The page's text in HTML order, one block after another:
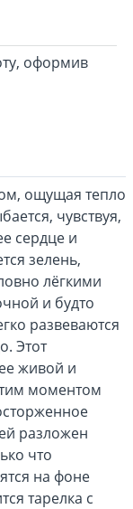
оформив
ощущая тепло
чувствуя,
сердце и
зелень,
лёгкими
и будто
развеваются
Этот
живой и
моментом
разложен
что
на фоне
тарелка с